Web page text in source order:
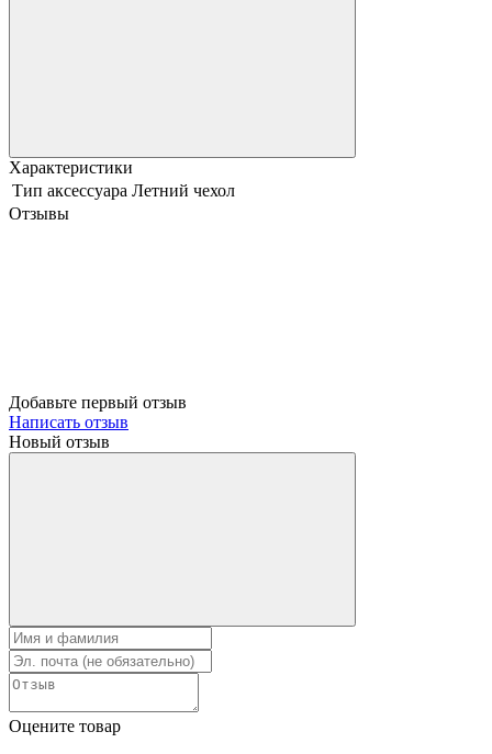
Характеристики
Тип аксессуара Летний чехол
Отзывы
Добавьте первый отзыв
Написать отзыв
Новый отзыв
Оцените товар